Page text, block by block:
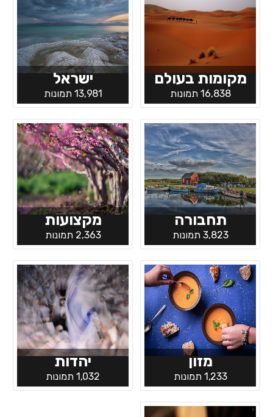
מקומות בעולם
16,838 תמונות
ישראל
13,981 תמונות
תחבורה
3,823 תמונות
מקצועות
2,363 תמונות
מזון
1,233 תמונות
יהדות
1,032 תמונות